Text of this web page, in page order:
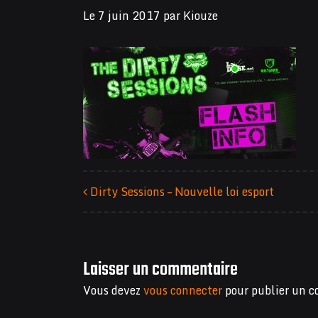
Le7 juin 2017 parKiouze
Dirty Sessions – Nouvelle loi esport
Laisser un commentaire
Vous devezvous connecterpour publier un